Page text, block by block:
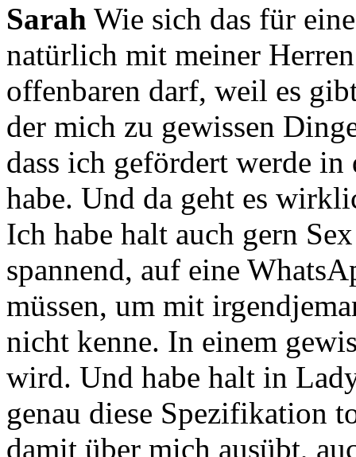
Sarah Wie sich das für
natürlich mit meiner
offenbaren darf, weil es
der mich zu gewissen
dass ich gefördert werde
habe. Und da geht es
Ich habe halt auch gern
spannend, auf eine
müssen, um mit
nicht kenne. In einem
wird. Und habe halt in
genau diese Spezifikation
damit über mich ausübt,